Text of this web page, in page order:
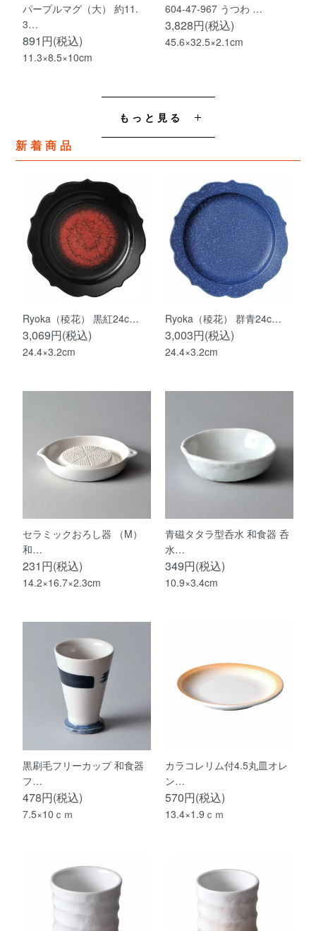
パープルマグ（大） 約11.
3…
891円(税込)
11.3×8.5×10cm
604-47-967 うつわ …
3,828円(税込)
45.6×32.5×2.1cm
もっと見る
新着商品
Ryoka（稜花） 黒紅24c…
3,069円(税込)
24.4×3.2cm
Ryoka（稜花） 群青24c…
3,003円(税込)
24.4×3.2cm
セラミックおろし器 （M）
和…
231円(税込)
14.2×16.7×2.3cm
青磁タタラ型呑水 和食器 呑
水…
349円(税込)
10.9×3.4cm
黒刷毛フリーカップ 和食器
フ…
478円(税込)
7.5×10ｃｍ
カラコレリム付4.5丸皿オレ
ン…
570円(税込)
13.4×1.9ｃｍ